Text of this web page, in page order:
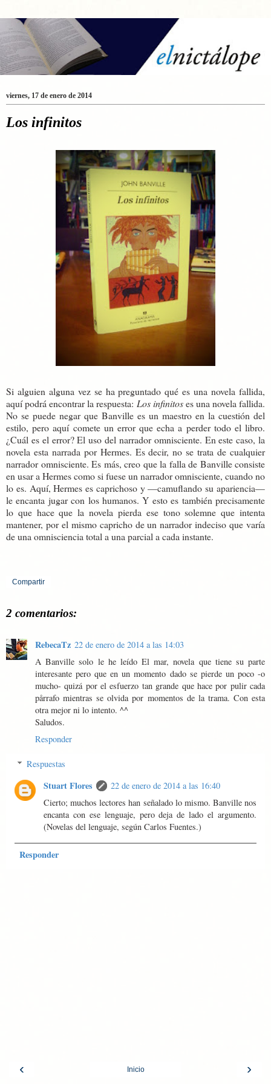
viernes, 17 de enero de 2014
Los infinitos
Si alguien alguna vez se ha preguntado qué es una novela fallida,
aquí podrá encontrar la respuesta: Los infinitoses una novela fallida.
No se puede negar que Banville es un maestro en la cuestión del
estilo, pero aquí comete un error que echa a perder todo el libro.
¿Cuál es el error? El uso del narrador omnisciente. En este caso, la
novela esta narrada por Hermes. Es decir, no se trata de cualquier
narrador omnisciente. Es más, creo que la falla de Banville consiste
en usar a Hermes como si fuese un narrador omnisciente, cuando no
lo es. Aquí, Hermes es caprichoso y —camuflando su apariencia—
le encanta jugar con los humanos. Y esto es también precisamente
lo que hace que la novela pierda ese tono solemne que intenta
mantener, por el mismo capricho de un narrador indeciso que varía
de una omnisciencia total a una parcial a cada instante.
Compartir
2 comentarios:
RebecaTz 22 de enero de 2014 a las 14:03
A Banville solo le he leído El mar, novela que tiene su parte
interesante pero que en un momento dado se pierde un poco -o
mucho- quizá por el esfuerzo tan grande que hace por pulir cada
pårrafo mientras se olvida por momentos de la trama. Con esta
otra mejor ni lo intento. ^^
Saludos.
Responder
Respuestas
Stuart Flores
22 de enero de 2014 a las 16:40
Cierto; muchos lectores han señalado lo mismo. Banville nos
encanta con ese lenguaje, pero deja de lado el argumento.
(Novelas del lenguaje, según Carlos Fuentes.)
Responder
‹ ›
Inicio